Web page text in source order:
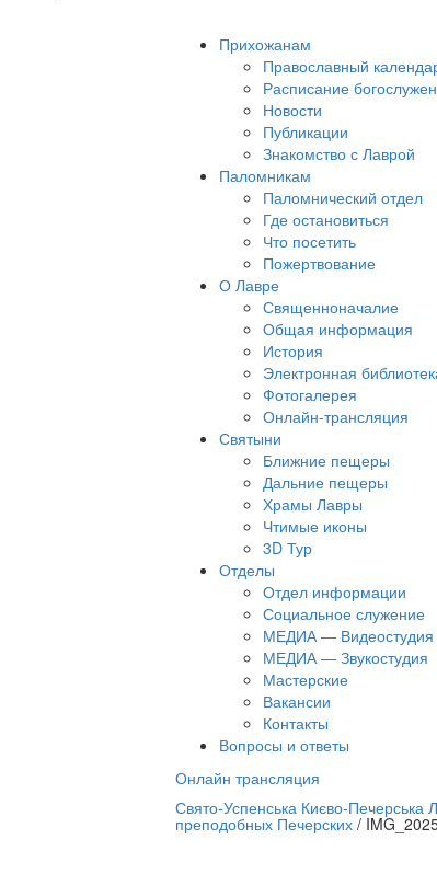
Прихожанам
Православный
Расписание
Новости
Публикации
Знакомство с Лаврой
Паломникам
Паломнический отдел
Где остановиться
Что посетить
Пожертвование
О Лавре
Священноначалие
Общая информация
История
Электронная
Фотогалерея
Онлайн-трансляция
Святыни
Ближние пещеры
Дальние пещеры
Храмы Лавры
Чтимые иконы
3D Тур
Отделы
Отдел информации
Социальное служение
МЕДИА — Видеостудия
МЕДИА — Звукостудия
Мастерские
Вакансии
Контакты
Вопросы и ответы
Онлайн трансляция
12 сентября
Свято-Успенська Києво-Печерська
преподобных Печерских/